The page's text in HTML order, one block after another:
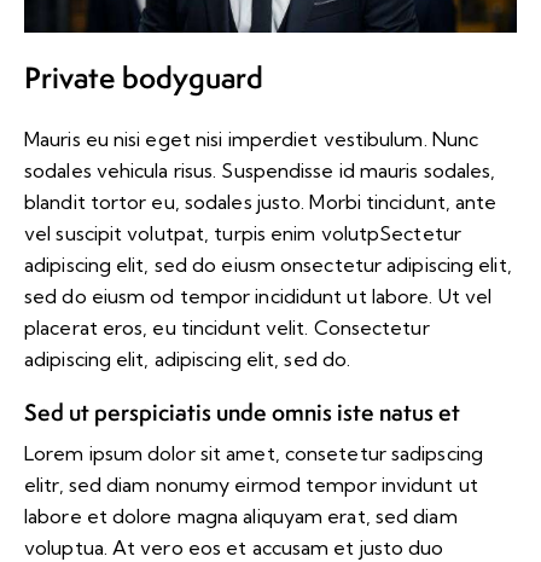
Private bodyguard
Mauris eu nisi eget nisi imperdiet vestibulum. Nunc
sodales vehicula risus. Suspendisse id mauris sodales,
blandit tortor eu, sodales justo. Morbi tincidunt, ante
vel suscipit volutpat, turpis enim volutpSectetur
adipiscing elit, sed do eiusm onsectetur adipiscing elit,
sed do eiusm od tempor incididunt ut labore. Ut vel
placerat eros, eu tincidunt velit. Consectetur
adipiscing elit, adipiscing elit, sed do.
Sed ut perspiciatis unde omnis iste natus et
Lorem ipsum dolor sit amet, consetetur sadipscing
elitr, sed diam nonumy eirmod tempor invidunt ut
labore et dolore magna aliquyam erat, sed diam
voluptua. At vero eos et accusam et justo duo